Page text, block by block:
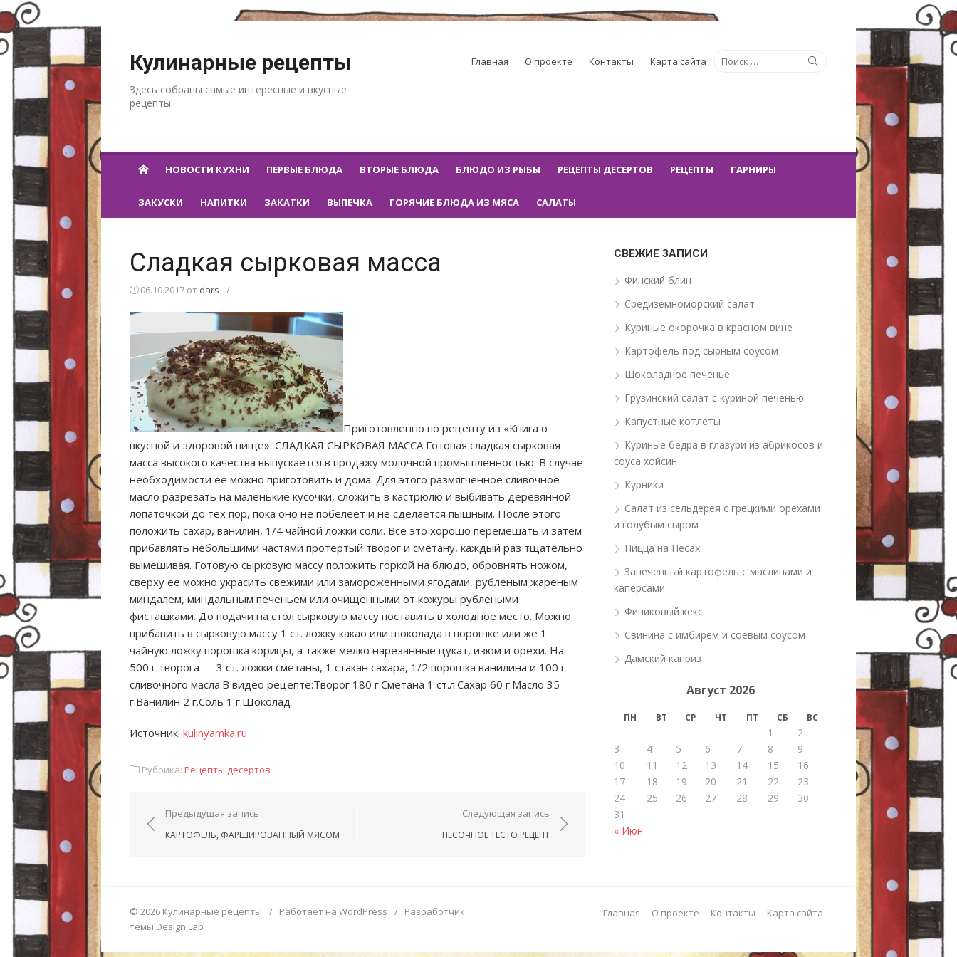
Кулинарные рецепты
Здесь собраны самые интересные и вкусные
рецепты
Искать:
Главная О проекте Контакты Карта сайта
НОВОСТИ КУХНИ ПЕРВЫЕ БЛЮДА ВТОРЫЕ БЛЮДА БЛЮДО ИЗ РЫБЫ РЕЦЕПТЫ ДЕСЕРТОВ РЕЦЕПТЫ ГАРНИРЫ
ЗАКУСКИ НАПИТКИ ЗАКАТКИ ВЫПЕЧКА ГОРЯЧИЕ БЛЮДА ИЗ МЯСА САЛАТЫ
Сладкая сырковая масса
06.10.2017 от dars /
Приготовленно по рецепту из «Книга о
вкусной и здоровой пище»: СЛАДКАЯ СЫРКОВАЯ МАССА Готовая сладкая сырковая
масса высокого качества выпускается в продажу молочной промышленностью. В случае
необходимости ее можно приготовить и дома. Для этого размягченное сливочное
масло разрезать на маленькие кусочки, сложить в кастрюлю и выбивать деревянной
лопаточкой до тех пор, пока оно не побелеет и не сделается пышным. После этого
положить сахар, ванилин, 1/4 чайной ложки соли. Все это хорошо перемешать и затем
прибавлять небольшими частями протертый творог и сметану, каждый раз тщательно
вымешивая. Готовую сырковую массу положить горкой на блюдо, обровнять ножом,
сверху ее можно украсить свежими или замороженными ягодами, рубленым жареным
миндалем, миндальным печеньем или очищенными от кожуры рублеными
фисташками. До подачи на стол сырковую массу поставить в холодное место. Можно
прибавить в сырковую массу 1 ст. ложку какао или шоколада в порошке или же 1
чайную ложку порошка корицы, а также мелко нарезанные цукат, изюм и орехи. На
500 г творога — 3 ст. ложки сметаны, 1 стакан сахара, 1/2 порошка ванилина и 100 г
сливочного масла.В видео рецепте:Творог 180 г.Сметана 1 ст.л.Сахар 60 г.Масло 35
г.Ванилин 2 г.Соль 1 г.Шоколад
Источник: kulinyamka.ru
Рубрика: Рецепты десертов
Навигация по записям
Предыдущая запись
КАРТОФЕЛЬ, ФАРШИРОВАННЫЙ МЯСОМ
Следующая запись
ПЕСОЧНОЕ ТЕСТО РЕЦЕПТ
СВЕЖИЕ ЗАПИСИ
Финский блин
Средиземноморский салат
Куриные окорочка в красном вине
Картофель под сырным соусом
Шоколадное печенье
Грузинский салат с куриной печенью
Капустные котлеты
Куриные бедра в глазури из абрикосов и
соуса хойсин
Курники
Салат из сельдерея с грецкими орехами
и голубым сыром
Пицца на Песах
Запеченный картофель с маслинами и
каперсами
Финиковый кекс
Свинина с имбирем и соевым соусом
Дамский каприз
Август 2026
ПН ВТ СР ЧТ ПТ СБ ВС
« Июн
1
2
3
4 5 6 7 8
9
10
11 12 13 14 15
16
17
18 19 20 21 22
23
24
25 26 27 28 29
30
31
© 2026 Кулинарные рецепты / Работает на WordPress / Разработчик
темы Design Lab
Главная О проекте Контакты Карта сайта